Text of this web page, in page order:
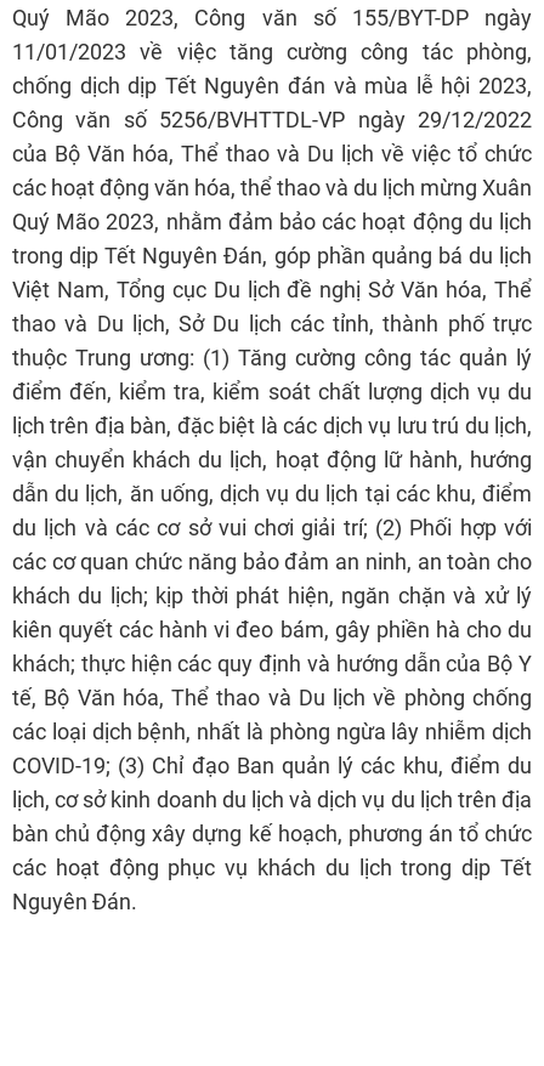
Quý Mão 2023, Công văn số 155/BYT-DP ngày
11/01/2023 về việc tăng cường công tác phòng,
chống dịch dịp Tết Nguyên đán và mùa lễ hội 2023,
Công văn số 5256/BVHTTDL-VP ngày 29/12/2022
của Bộ Văn hóa, Thể thao và Du lịch về việc tổ chức
các hoạt động văn hóa, thể thao và du lịch mừng Xuân
Quý Mão 2023, nhằm đảm bảo các hoạt động du lịch
trong dịp Tết Nguyên Đán, góp phần quảng bá du lịch
Việt Nam, Tổng cục Du lịch đề nghị Sở Văn hóa, Thể
thao và Du lịch, Sở Du lịch các tỉnh, thành phố trực
thuộc Trung ương: (1) Tăng cường công tác quản lý
điểm đến, kiểm tra, kiểm soát chất lượng dịch vụ du
lịch trên địa bàn, đặc biệt là các dịch vụ lưu trú du lịch,
vận chuyển khách du lịch, hoạt động lữ hành, hướng
dẫn du lịch, ăn uống, dịch vụ du lịch tại các khu, điểm
du lịch và các cơ sở vui chơi giải trí; (2) Phối hợp với
các cơ quan chức năng bảo đảm an ninh, an toàn cho
khách du lịch; kịp thời phát hiện, ngăn chặn và xử lý
kiên quyết các hành vi đeo bám, gây phiền hà cho du
khách; thực hiện các quy định và hướng dẫn của Bộ Y
tế, Bộ Văn hóa, Thể thao và Du lịch về phòng chống
các loại dịch bệnh, nhất là phòng ngừa lây nhiễm dịch
COVID-19; (3) Chỉ đạo Ban quản lý các khu, điểm du
lịch, cơ sở kinh doanh du lịch và dịch vụ du lịch trên địa
bàn chủ động xây dựng kế hoạch, phương án tổ chức
các hoạt động phục vụ khách du lịch trong dịp Tết
Nguyên Đán.